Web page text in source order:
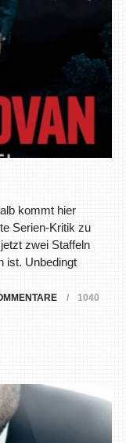
kommt hier
Serien-Kritik zu
zwei Staffeln
ist. Unbedingt
1040